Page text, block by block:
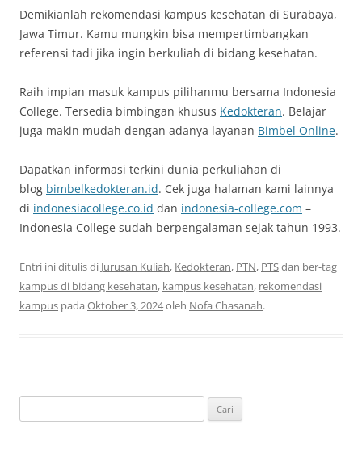
Demikianlah rekomendasi kampus kesehatan di Surabaya,
Jawa Timur. Kamu mungkin bisa mempertimbangkan
referensi tadi jika ingin berkuliah di bidang kesehatan.
Raih impian masuk kampus pilihanmu bersama Indonesia
College. Tersedia bimbingan khusus Kedokteran. Belajar
juga makin mudah dengan adanya layanan Bimbel Online.
Dapatkan informasi terkini dunia perkuliahan di
blog bimbelkedokteran.id. Cek juga halaman kami lainnya
di indonesiacollege.co.id dan indonesia-college.com –
Indonesia College sudah berpengalaman sejak tahun 1993.
Entri ini ditulis di Jurusan Kuliah, Kedokteran, PTN, PTSdan ber-tag
kampus di bidang kesehatan, kampus kesehatan, rekomendasi
kampus pada Oktober 3, 2024oleh Nofa Chasanah.
untuk: